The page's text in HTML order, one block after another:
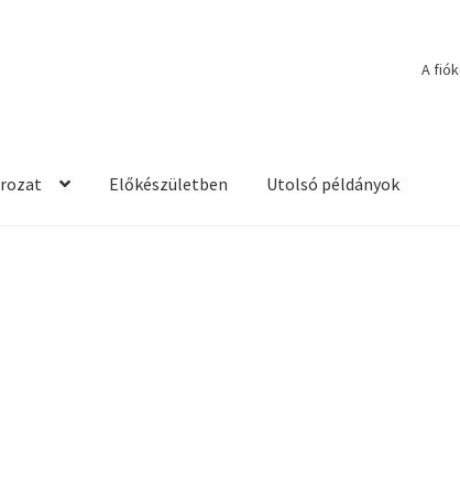
A
Előkészületben Utolsó példányok